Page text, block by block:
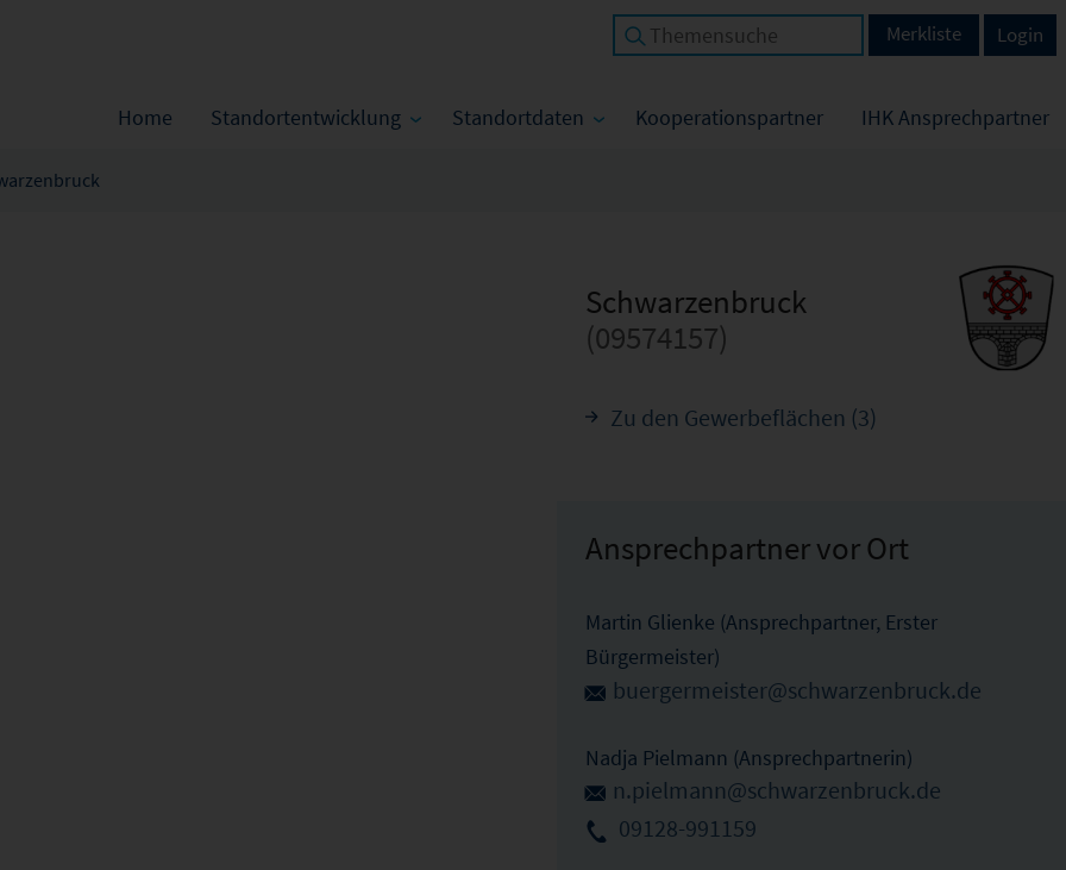
Home Standortentwicklung Standortdaten Kooperationspartner IHK Ansprechpartner
Login
Merkliste
Schwarzenbruck
(09574157)
Zu den Gewerbeflächen (3)
Ansprechpartner vor Ort
Martin Glienke (Ansprechpartner, Erster
Bürgermeister)
buergermeister@schwarzenbruck.de
Nadja Pielmann (Ansprechpartnerin)
n.pielmann@schwarzenbruck.de
09128-991159